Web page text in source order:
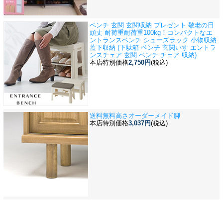
ベンチ 玄関 玄関収納 プレゼント 敬老の日
頑丈 耐荷重耐荷重100kg！コンパクトなエ
ントランスベンチ シューズラック 小物収納
蓋下収納 (下駄箱 ベンチ 玄関いす エントラ
ンスチェア 玄関 ベンチ チェア 収納)
本店特別価格2,750円(税込)
送料無料高さオーダーメイド脚
本店特別価格3,037円(税込)